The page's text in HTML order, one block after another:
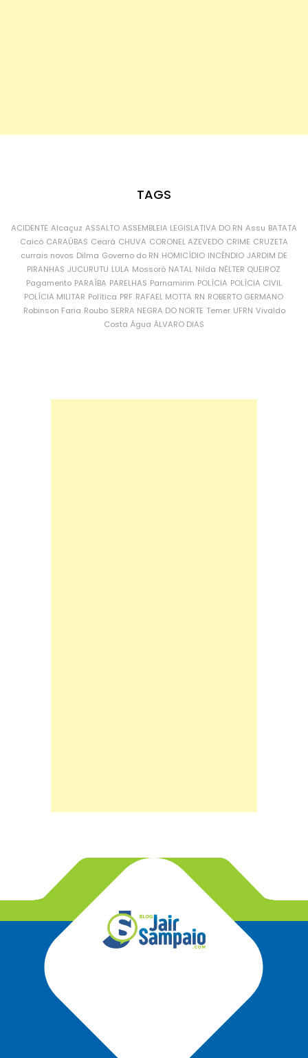
TAGS
ACIDENTE Alcaçuz ASSALTO ASSEMBLEIA LEGISLATIVA DO RN Assu BATATA
Caicó CARAÚBAS Ceará CHUVA CORONEL AZEVEDO CRIME CRUZETA
currais novos Dilma Governo do RN HOMICÍDIO INCÊNDIO JARDIM DE
PIRANHAS JUCURUTU LULA Mossoró NATAL Nilda NÉLTER QUEIROZ
Pagamento PARAÍBA PARELHAS Parnamirim POLÍCIA POLÍCIA CIVIL
POLÍCIA MILITAR Política PRF RAFAEL MOTTA RN ROBERTO GERMANO
Robinson Faria Roubo SERRA NEGRA DO NORTE Temer UFRN Vivaldo
Costa Água ÁLVARO DIAS